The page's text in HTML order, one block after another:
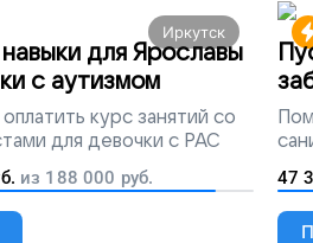
Иркутск
для Ярославы
с аутизмом
оплатить курс занятий со
для девочки с РАС
из 188 000 руб. 47